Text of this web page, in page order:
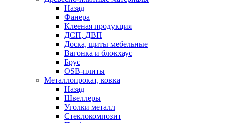
Назад
Фанера
Клееная продукция
ДСП, ДВП
Доска, щиты мебельные
Вагонка и блокхаус
Брус
OSB-плиты
Металлопрокат, ковка
Назад
Швеллеры
Уголки металл
Стеклокомпозит